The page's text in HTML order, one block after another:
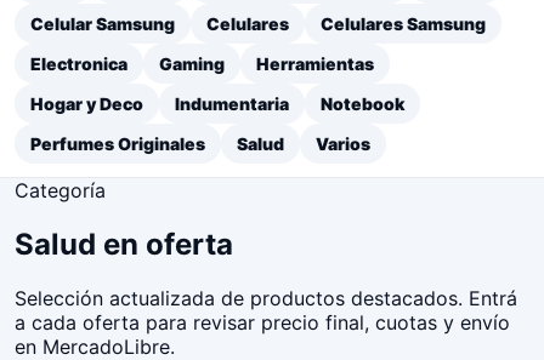
Celular Samsung
Celulares
Celulares Samsung
Electronica
Gaming
Herramientas
Hogar y Deco
Indumentaria
Notebook
Perfumes Originales
Salud Varios
Categoría
Salud en oferta
Selección actualizada de productos destacados. Entrá
a cada oferta para revisar precio final, cuotas y envío
en MercadoLibre.